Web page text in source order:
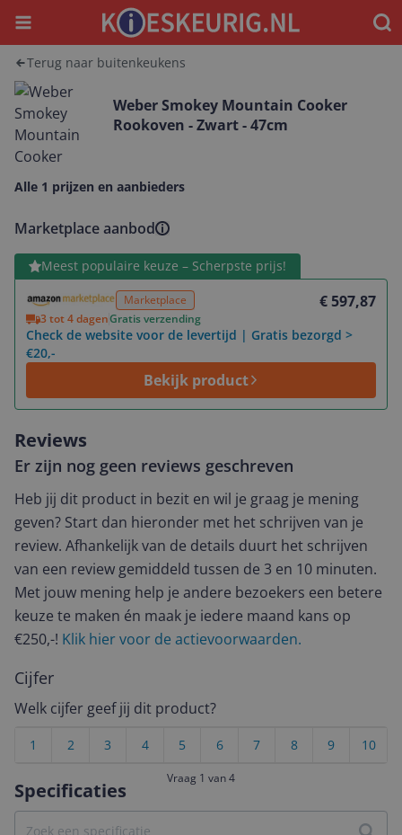
Menu
Terug naar buitenkeukens
Weber Smokey Mountain Cooker
Rookoven - Zwart - 47cm
Alle 1 prijzen en aanbieders
Marketplace aanbod
Meest populaire keuze – Scherpste prijs!
Marketplace € 597,87
3 tot 4 dagenGratis verzending
Check de website voor de levertijd | Gratis bezorgd >
€20,-
Bekijk product
Bekijk product
Specificaties
Reviews
Er zijn nog geen reviews geschreven
Heb jij dit product in bezit en wil je graag je mening
geven? Start dan hieronder met het schrijven van je
review. Afhankelijk van de details duurt het schrijven
van een review gemiddeld tussen de 3 en 10 minuten.
Met jouw mening help je andere bezoekers een betere
keuze te maken én maak je iedere maand kans op
€250,-! Klik hier voor de actievoorwaarden.
Cijfer
Welk cijfer geef jij dit product?
10
9
8
7
6
5
4
3
2
1
Vraag 1 van 4